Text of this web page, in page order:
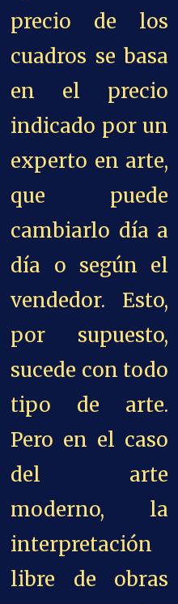
precio de los
cuadros se basa
en el precio
indicado por un
experto en arte,
que puede
cambiarlo día a
día o según el
vendedor. Esto,
por supuesto,
sucede con todo
tipo de arte.
Pero en el caso
del arte
moderno, la
interpretación
libre de obras